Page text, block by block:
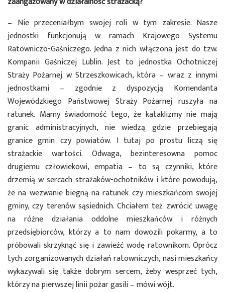
– Nie przeceniałbym swojej roli w tym zakresie. Nasze
jednostki funkcjonują w ramach Krajowego Systemu
Ratowniczo-Gaśniczego. Jedna z nich włączona jest do tzw.
Kompanii Gaśniczej Lublin. Jest to jednostka Ochotniczej
Straży Pożarnej w Strzeszkowicach, która – wraz z innymi
jednostkami – zgodnie z dyspozycją Komendanta
Wojewódzkiego Państwowej Straży Pożarnej ruszyła na
ratunek. Mamy świadomość tego, że kataklizmy nie mają
granic administracyjnych, nie wiedzą gdzie przebiegają
granice gmin czy powiatów. I tutaj po prostu liczą się
strażackie wartości. Odwaga, bezinteresowna pomoc
drugiemu człowiekowi, empatia – to są czynniki, które
drzemią w sercach strażaków-ochotników i które powodują,
że na wezwanie biegną na ratunek czy mieszkańcom swojej
gminy, czy terenów sąsiednich. Chciałem też zwrócić uwagę
na różne działania oddolne mieszkańców i różnych
przedsiębiorców, którzy a to nam dowozili pokarmy, a to
próbowali skrzyknąć się i zawieźć wodę ratownikom. Oprócz
tych zorganizowanych działań ratowniczych, nasi mieszkańcy
wykazywali się także dobrym sercem, żeby wesprzeć tych,
którzy na pierwszej linii pożar gasili – mówi wójt.